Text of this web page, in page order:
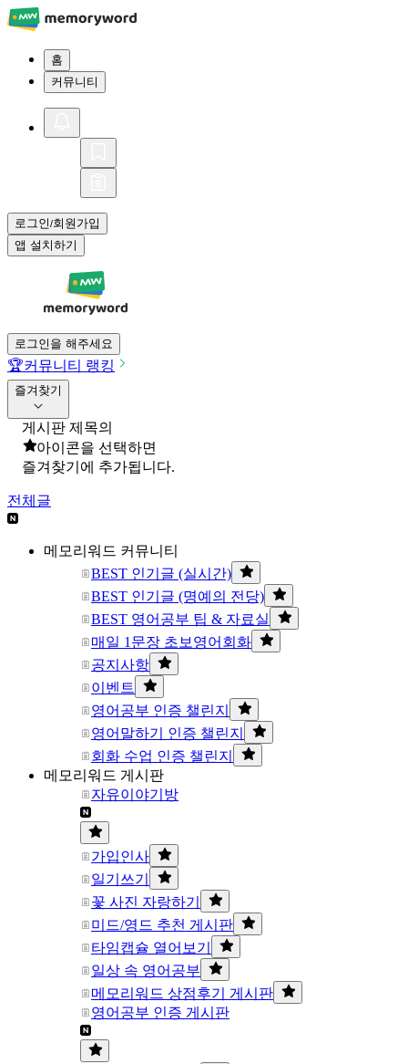
홈
커뮤니티
로그인/회원가입
앱 설치하기
로그인을 해주세요
🏆커뮤니티 랭킹
즐겨찾기
게시판 제목의
아이콘을 선택하면
즐겨찾기에 추가됩니다.
전체글
메모리워드 커뮤니티
BEST 인기글 (실시간)
BEST 인기글 (명예의 전당)
BEST 영어공부 팁 & 자료실
매일 1문장 초보영어회화
공지사항
이벤트
영어공부 인증 챌린지
영어말하기 인증 챌린지
회화 수업 인증 챌린지
메모리워드 게시판
자유이야기방
가입인사
일기쓰기
꽃 사진 자랑하기
미드/영드 추천 게시판
타임캡슐 열어보기
일상 속 영어공부
메모리워드 상점후기 게시판
영어공부 인증 게시판